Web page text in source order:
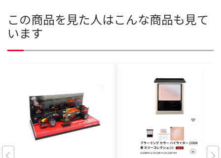
この商品を見た人はこんな商品も見て
います